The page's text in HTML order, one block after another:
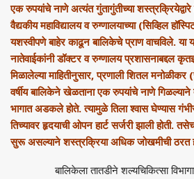
एक रुपयांचे नाणे अत्यंत गुंतागुंतीच्या
वैद्यकीय महाविद्यालय व रुग्णालयाच्या (सिव्हिल
यशस्वीपणे बाहेर काढून बालिकेचे प्राण वाचविले. या
नातेवाईकांनी डॉक्टर व रुग्णालय प्रशासनाबद्दल
मिळालेल्या माहितीनुसार, प्रणाली शितल मनोळीकर
वर्षीय बालिकेने खेळताना एक रुपयांचे नाणे गिळल्याने
भागात अडकले होते. त्यामुळे तिला श्वास घेण्यास गंभीर
तिच्यावर हृदयाची ओपन हार्ट सर्जरी झाली होती.
सुरू असल्याने शस्त्रक्रिया अधिक जोखमीची ठरत
बालिकेला तातडीने शल्यचिकित्सा